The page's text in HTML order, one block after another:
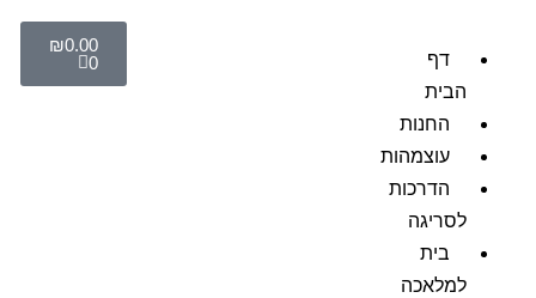
דף
הבית
החנות
עוצמהות
הדרכות
לסריגה
בית
למלאכה
₪0.00
0